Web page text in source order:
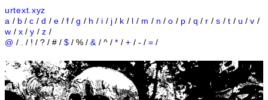
urtext.xyz
a / b /c /d / e / f /g / h / i / j / k / l / m / n /o / p / q / r /s / t / u /v /
w / x /y /z /
@ / . / ! / ? / # / $ / % /& / ^ /* / + / - / = /